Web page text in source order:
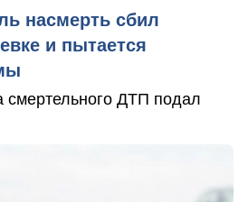
насмерть сбил
и пытается
смертельного ДТП подал